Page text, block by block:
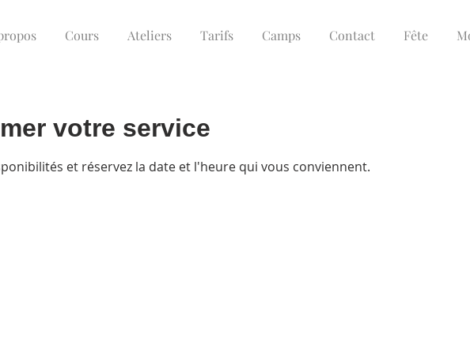
Cours Ateliers Tarifs Camps Contact Fête
votre service
et réservez la date et l'heure qui vous conviennent.